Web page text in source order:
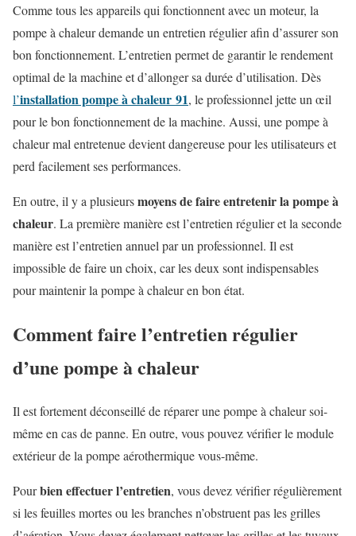
Comme tous les appareils qui fonctionnent avec un moteur, la
pompe à chaleur demande un entretien régulier afin d’assurer son
bon fonctionnement. L’entretien permet de garantir le rendement
optimal de la machine et d’allonger sa durée d’utilisation. Dès
l’installation pompe à chaleur 91, le professionnel jette un œil
pour le bon fonctionnement de la machine. Aussi, une pompe à
chaleur mal entretenue devient dangereuse pour les utilisateurs et
perd facilement ses performances.
En outre, il y a plusieursmoyens de faire entretenir la pompe à
chaleur. La première manière est l’entretien régulier et la seconde
manière est l’entretien annuel par un professionnel. Il est
impossible de faire un choix, car les deux sont indispensables
pour maintenir la pompe à chaleur en bon état.
Comment faire l’entretien régulier
d’une pompe à chaleur
Il est fortement déconseillé de réparer une pompe à chaleur soi-
même en cas de panne. En outre, vous pouvez vérifier le module
extérieur de la pompe aérothermique vous-même.
Pourbien effectuer l’entretien, vous devez vérifier régulièrement
si les feuilles mortes ou les branches n’obstruent pas les grilles